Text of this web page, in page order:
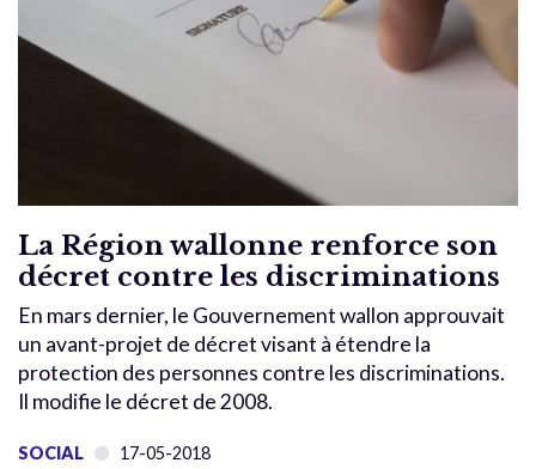
La Région wallonne renforce son
décret contre les discriminations
En mars dernier, le Gouvernement wallon approuvait
un avant-projet de décret visant à étendre la
protection des personnes contre les discriminations.
Il modifie le décret de 2008.
SOCIAL 17-05-2018